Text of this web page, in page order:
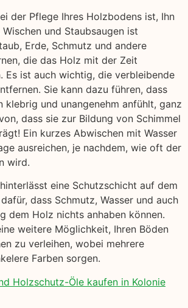
der Pflege Ihres Holzbodens ist, Ihn
und Staubsaugen ist
Erde, Schmutz und andere
die das Holz mit der Zeit
Es ist auch wichtig, die verbleibende
Sie kann dazu führen, dass
klebrig und unangenehm anfühlt, ganz
dass sie zur Bildung von Schimmel
Ein kurzes Abwischen mit Wasser
ausreichen, je nachdem, wie oft der
wird.
eine Schutzschicht auf dem
dass Schmutz, Wasser und auch
dem Holz nichts anhaben können.
weitere Möglichkeit, Ihren Böden
zu verleihen, wobei mehrere
Farben sorgen.
Holzschutz-Öle kaufen in Kolonie